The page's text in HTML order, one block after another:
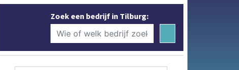
Zoek een bedrijf in Tilburg: